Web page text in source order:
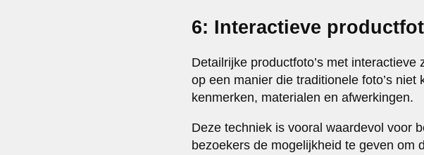
6: Interactieve
Detailrijke productfoto’s met
op een manier die traditionele foto’s
kenmerken, materialen en afwerkingen.
Deze techniek is vooral waardevol voor
bezoekers de mogelijkheid te geven om